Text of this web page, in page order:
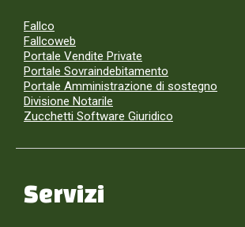
Fallco
Fallcoweb
Portale Vendite Private
Portale Sovraindebitamento
Portale Amministrazione di sostegno
Divisione Notarile
Zucchetti Software Giuridico
Servizi